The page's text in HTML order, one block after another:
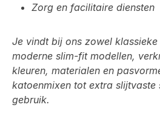
Zorg en facilitaire diensten
Je vindt bij ons zowel
moderne slim-fit modellen,
kleuren, materialen en
katoenmixen tot extra
gebruik.